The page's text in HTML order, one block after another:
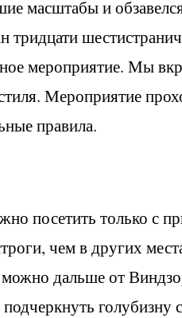
масштабы и
тридцати
мероприятие. Мы
Мероприятие
правила.
посетить только с
чем в других
дальше от
голубизну